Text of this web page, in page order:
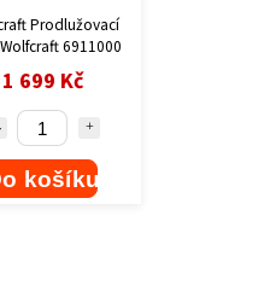
Prodlužovací
6911000
1 699 Kč
košíku